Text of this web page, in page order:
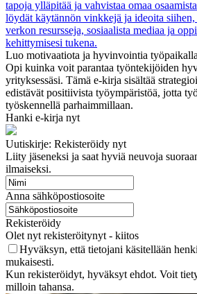
tapoja ylläpitää ja vahvistaa omaa
löydät käytännön vinkkejä ja ideoita
verkon resursseja, sosiaalista mediaa ja
kehittymisesi tukena.
Luo motivaatiota ja hyvinvointia työpaikalla
Opi kuinka voit parantaa työntekijöiden
yrityksessäsi. Tämä e-kirja sisältää
edistävät positiivista työympäristöä, jotta
työskennellä parhaimmillaan.
Hanki e-kirja nyt
Uutiskirje: Rekisteröidy nyt
Liity jäseneksi ja saat hyviä neuvoja
ilmaiseksi.
Anna sähköpostiosoite
Rekisteröidy
Olet nyt rekisteröitynyt - kiitos
Hyväksyn, että tietojani käsitellään
mukaisesti.
Kun rekisteröidyt, hyväksyt ehdot. Voit
milloin tahansa.